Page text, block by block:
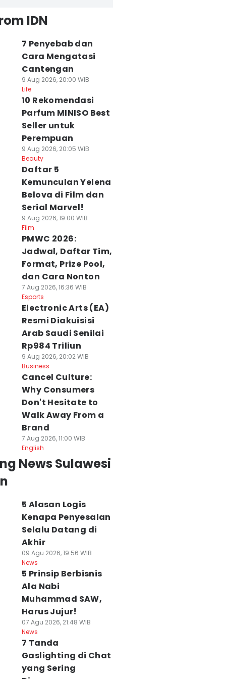
IDN
7 Penyebab dan
Cara Mengatasi
Cantengan
9 Aug 2026, 20:00 WIB
Life
10 Rekomendasi
Parfum MINISO Best
Seller untuk
Perempuan
9 Aug 2026, 20:05 WIB
Beauty
Daftar 5
Kemunculan Yelena
Belova di Film dan
Serial Marvel!
9 Aug 2026, 19:00 WIB
Film
PMWC 2026:
Jadwal, Daftar Tim,
Format, Prize Pool,
dan Cara Nonton
7 Aug 2026, 16:36 WIB
Esports
Electronic Arts (EA)
Resmi Diakuisisi
Arab Saudi Senilai
Rp984 Triliun
9 Aug 2026, 20:02 WIB
Business
Cancel Culture:
Why Consumers
Don't Hesitate to
Walk Away From a
Brand
7 Aug 2026, 11:00 WIB
English
News Sulawesi
5 Alasan Logis
Kenapa Penyesalan
Selalu Datang di
Akhir
09 Agu 2026, 19:56 WIB
News
5 Prinsip Berbisnis
Ala Nabi
Muhammad SAW,
Harus Jujur!
07 Agu 2026, 21:48 WIB
News
7 Tanda
Gaslighting di Chat
yang Sering